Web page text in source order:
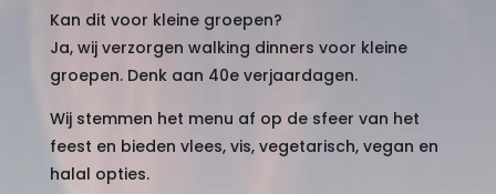
Kan dit voor kleine groepen?
Ja, wij verzorgen walking dinners voor kleine
groepen. Denk aan 40e verjaardagen.
Wij stemmen het menu af op de sfeer van het
feest en bieden vlees, vis, vegetarisch, vegan en
halal opties.